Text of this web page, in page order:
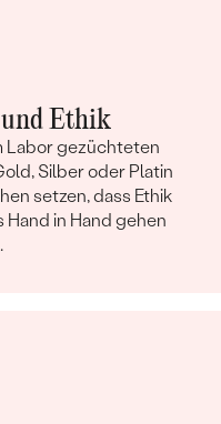
Ethik
Labor gezüchteten
Silber oder Platin
setzen, dass Ethik
in Hand gehen